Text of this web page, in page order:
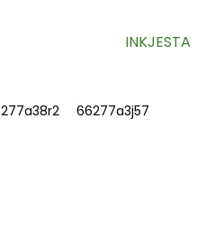
INKJESTA